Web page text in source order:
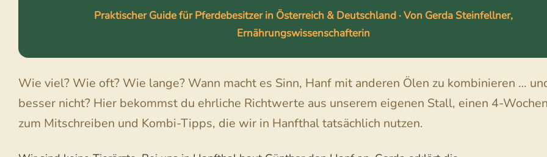
Praktischer Guide für Pferdebesitzer in Österreich & Deutschland · Von Gerda Steinfellner,
Ernährungswissenschafterin
Wie viel? Wie oft? Wie lange? Wann macht es Sinn, Hanf mit anderen Ölen zu kombinieren …
besser nicht? Hier bekommst du ehrliche Richtwerte aus unserem eigenen Stall, einen 4-
zum Mitschreiben und Kombi-Tipps, die wir in Hanfthal tatsächlich nutzen.